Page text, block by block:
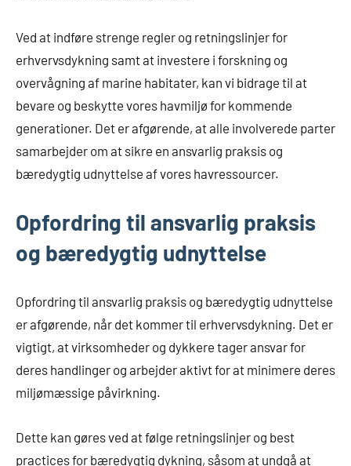
Ved at indføre strenge regler og retningslinjer for
erhvervsdykning samt at investere i forskning og
overvågning af marine habitater, kan vi bidrage til at
bevare og beskytte vores havmiljø for kommende
generationer. Det er afgørende, at alle involverede parter
samarbejder om at sikre en ansvarlig praksis og
bæredygtig udnyttelse af vores havressourcer.
Opfordring til ansvarlig praksis
og bæredygtig udnyttelse
Opfordring til ansvarlig praksis og bæredygtig udnyttelse
er afgørende, når det kommer til erhvervsdykning. Det er
vigtigt, at virksomheder og dykkere tager ansvar for
deres handlinger og arbejder aktivt for at minimere deres
miljømæssige påvirkning.
Dette kan gøres ved at følge retningslinjer og best
practices for bæredygtig dykning, såsom at undgå at